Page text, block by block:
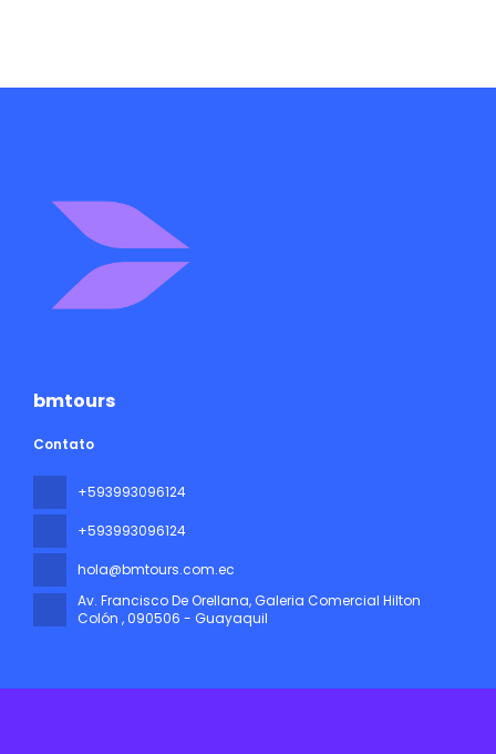
bmtours
Contato
+593993096124
+593993096124
hola@bmtours.com.ec
Av. Francisco De Orellana, Galeria Comercial Hilton
Colón , 090506 - Guayaquil